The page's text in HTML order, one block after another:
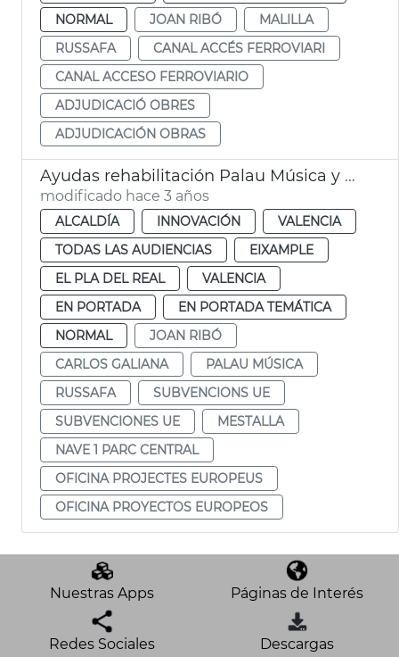
NORMAL
JOAN RIBÓ
MALILLA
RUSSAFA
CANAL ACCÉS FERROVIARI
CANAL ACCESO FERROVIARIO
ADJUDICACIÓ OBRES
ADJUDICACIÓN OBRAS
Ayudas rehabilitación Palau Música y Nave 1 Parc Central
modificado hace 3 años
ALCALDÍA INNOVACIÓN
VALENCIA
TODAS LAS AUDIENCIAS
EIXAMPLE
EL PLA DEL REAL
VALENCIA
EN PORTADA
EN PORTADA TEMÁTICA
NORMAL
JOAN RIBÓ
CARLOS GALIANA
PALAU MÚSICA
RUSSAFA
SUBVENCIONS UE
SUBVENCIONES UE
MESTALLA
NAVE 1 PARC CENTRAL
OFICINA PROJECTES EUROPEUS
OFICINA PROYECTOS EUROPEOS
Nuestras Apps Páginas de Interés
Redes Sociales Descargas